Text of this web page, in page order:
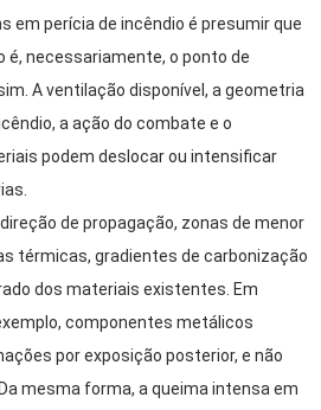
em perícia de incêndio é presumir que
é, necessariamente, o ponto de
A ventilação disponível, a geometria
a ação do combate e o
podem deslocar ou intensificar
de propagação, zonas de menor
térmicas, gradientes de carbonização
dos materiais existentes. Em
componentes metálicos
por exposição posterior, e não
mesma forma, a queima intensa em